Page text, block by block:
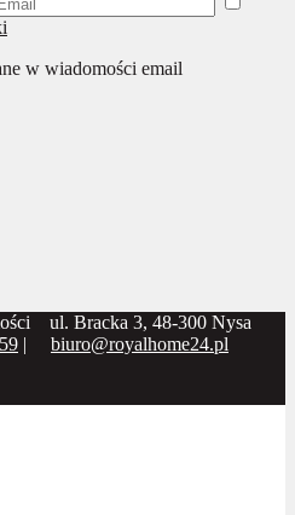
w wiadomości email
ul. Bracka 3, 48-300 Nysa
| biuro@royalhome24.pl